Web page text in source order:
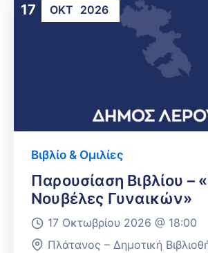
17 ΟΚΤ 2026
Βιβλίο & Ομιλίες
Παρουσίαση Βιβλίου –
Νουβέλες Γυναικών»
17 Οκτωβρίου 2026 @ 18:00
Πλάτανος – Δημοτική